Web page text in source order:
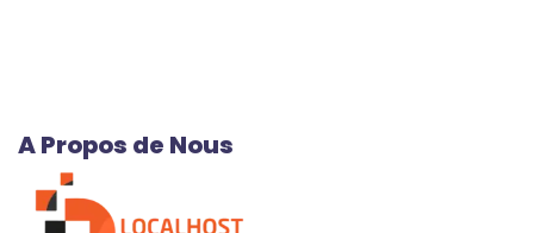
A Propos de Nous